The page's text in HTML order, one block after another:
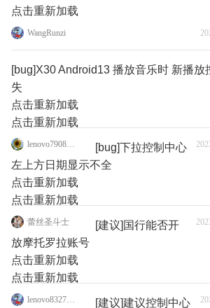
点击重新加载
WangRunzi
[bug]X30 Android13 播放音乐时 新播放
失
点击重新加载
点击重新加载
lenovo79088135
[bug]下拉控制中心
左上方日期显示不全
点击重新加载
点击重新加载
蕾丝圣斗士
[建议]国行能否开
放摩托罗拉账号
点击重新加载
点击重新加载
lenovo83273770 [建议]建议控制中心